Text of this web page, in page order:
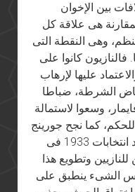
بين الإخوان
هى علاقة كل
وهى النقطة التى
فالنازيون كانوا على
عليها لإرهاب
الشرطة، ضباطا
وسعوا لاستمالة
كما نجح جورينج
أثناء توليه وزارة داخلية بروسيا بعد انتخابات 1933 فى
وتطويع هذا
نفس الشىء ينطبق على